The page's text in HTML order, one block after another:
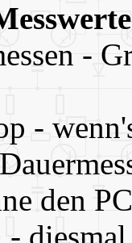
-
-
den